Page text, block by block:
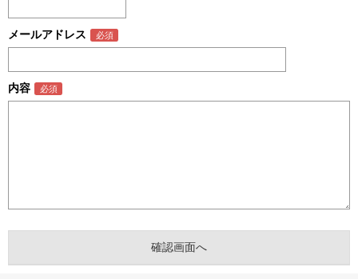
メールアドレス
内容